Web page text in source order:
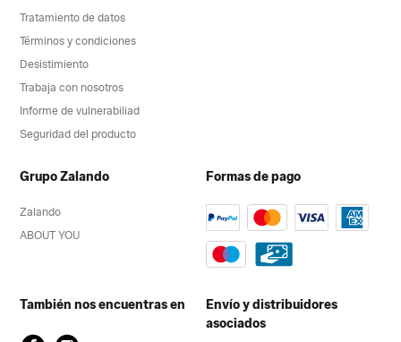
Tratamiento de datos
Términos y condiciones
Desistimiento
Trabaja con nosotros
Informe de vulnerabiliad
Seguridad del producto
Grupo Zalando
Zalando
ABOUT YOU
Formas de pago
También nos encuentras en
Envío y distribuidores
asociados